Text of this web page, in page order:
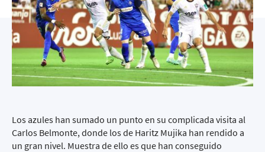
Los azules han sumado un punto en su complicada visita al
Carlos Belmonte, donde los de Haritz Mujika han rendido a
un gran nivel. Muestra de ello es que han conseguido